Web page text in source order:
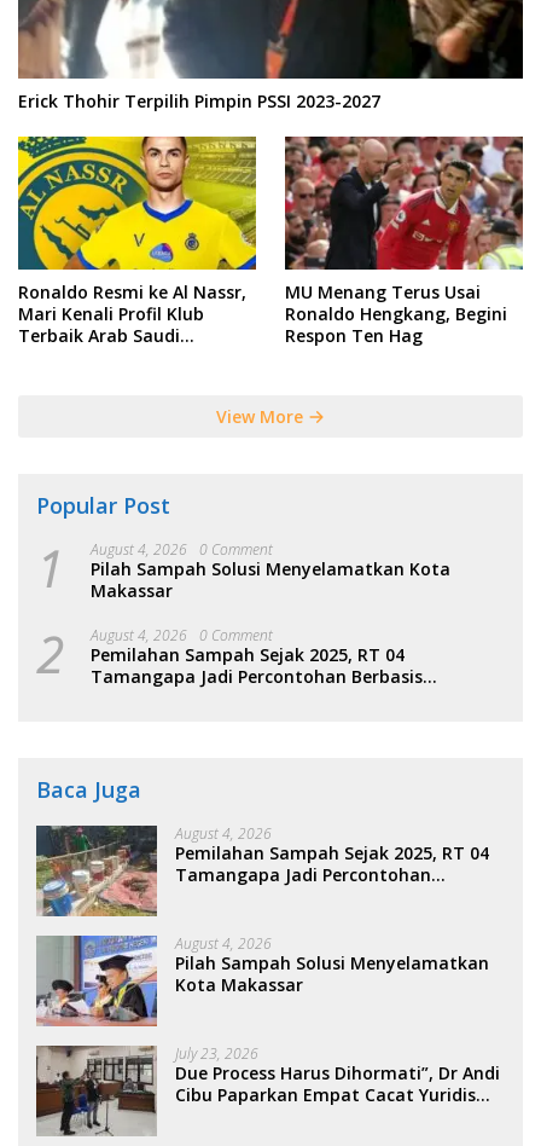
Erick Thohir Terpilih Pimpin PSSI 2023-2027
Ronaldo Resmi ke Al Nassr,
Mari Kenali Profil Klub
Terbaik Arab Saudi
MU Menang Terus Usai
Ronaldo Hengkang, Begini
Respon Ten Hag
View More
Popular Post
1 August 4, 2026 0 Comment
Pilah Sampah Solusi Menyelamatkan Kota
Makassar
2 August 4, 2026 0 Comment
Pemilahan Sampah Sejak 2025, RT 04
Tamangapa Jadi Percontohan Berbasis
Baca Juga
August 4, 2026
Pemilahan Sampah Sejak 2025, RT 04
Tamangapa Jadi Percontohan
August 4, 2026
Pilah Sampah Solusi Menyelamatkan
Kota Makassar
July 23, 2026
Due Process Harus Dihormati”, Dr Andi
Cibu Paparkan Empat Cacat Yuridis